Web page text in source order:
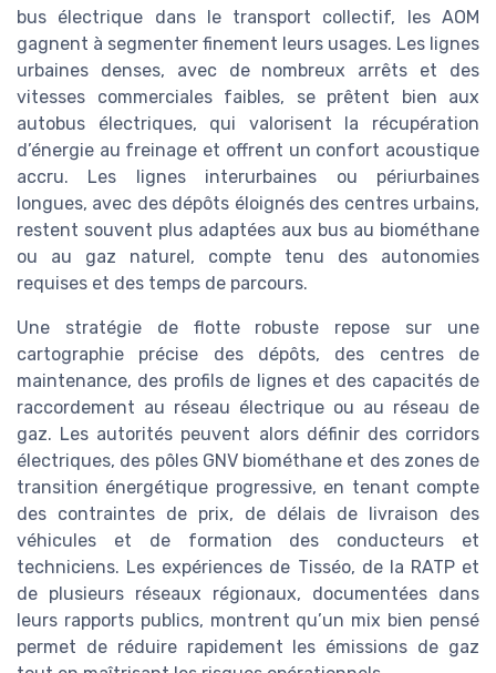
bus électrique dans le transport collectif, les AOM
gagnent à segmenter finement leurs usages. Les lignes
urbaines denses, avec de nombreux arrêts et des
vitesses commerciales faibles, se prêtent bien aux
autobus électriques, qui valorisent la récupération
d’énergie au freinage et offrent un confort acoustique
accru. Les lignes interurbaines ou périurbaines
longues, avec des dépôts éloignés des centres urbains,
restent souvent plus adaptées aux bus au biométhane
ou au gaz naturel, compte tenu des autonomies
requises et des temps de parcours.
Une stratégie de flotte robuste repose sur une
cartographie précise des dépôts, des centres de
maintenance, des profils de lignes et des capacités de
raccordement au réseau électrique ou au réseau de
gaz. Les autorités peuvent alors définir des corridors
électriques, des pôles GNV biométhane et des zones de
transition énergétique progressive, en tenant compte
des contraintes de prix, de délais de livraison des
véhicules et de formation des conducteurs et
techniciens. Les expériences de Tisséo, de la RATP et
de plusieurs réseaux régionaux, documentées dans
leurs rapports publics, montrent qu’un mix bien pensé
permet de réduire rapidement les émissions de gaz